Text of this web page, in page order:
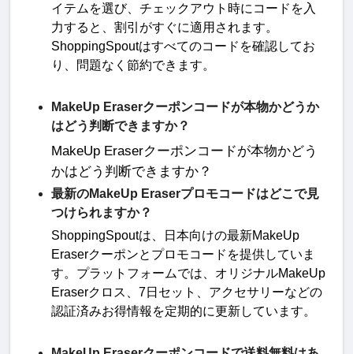
イテムを選び、チェックアウト時にコードを入
力すると、割引がすぐに適用されます。
ShoppingSpoutはすべてのコードを確認してお
り、問題なく節約できます。
MakeUp Eraserクーポンコードが本物かどうか
はどう判断できますか？
MakeUp Eraserクーポンコードが本物かどう
かはどう判断できますか？
最新のMakeUp Eraserプロモコードはどこで見
つけられますか？
ShoppingSpoutは、日本向けの最新MakeUp
Eraserクーポンとプロモコードを提供していま
す。プラットフォームでは、オリジナルMakeUp
Eraserクロス、 7日セット、アクセサリーなどの
認証済みお得情報を定期的に更新しています。